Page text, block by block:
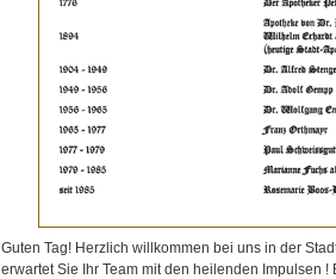
Guten Tag! Herzlich willkommen bei uns in der
erwartet Sie Ihr Team mit den heilenden Impulsen !